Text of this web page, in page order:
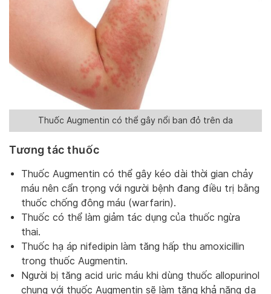
Thuốc Augmentin có thể gây nổi ban đỏ trên da
Tương tác thuốc
Thuốc Augmentin có thể gây kéo dài thời gian chảy
máu nên cẩn trọng với người bệnh đang điều trị bằng
thuốc chống đông máu (warfarin).
Thuốc có thể làm giảm tác dụng của thuốc ngừa
thai.
Thuốc hạ áp nifedipin làm tăng hấp thu amoxicillin
trong thuốc Augmentin.
Người bị tăng acid uric máu khi dùng thuốc allopurinol
chung với thuốc Augmentin sẽ làm tăng khả năng da